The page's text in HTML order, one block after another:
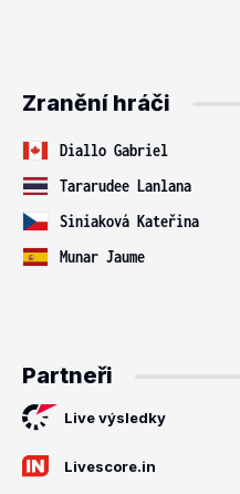
Zranění hráči
Diallo Gabriel
Tararudee Lanlana
Siniaková Kateřina
Munar Jaume
Partneři
Live výsledky
Livescore.in